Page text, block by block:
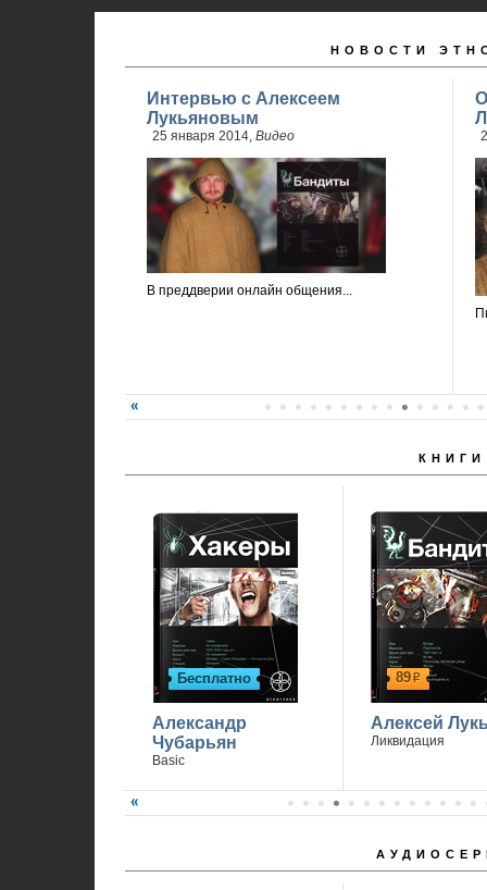
НОВОСТИ
Интервью с Алексеем
Лукьяновым
25 января 2014, Видео
В преддверии онлайн общения...
КНИГИ
Бесплатно
Александр
Чубарьян
Basic
89р
Алексей
Ликвидация